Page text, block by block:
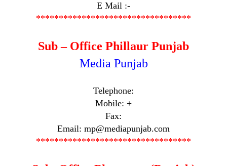
E Mail :-
**********************************
Sub – Office Phillaur Punjab
Media Punjab
Telephone:
Mobile: +
Fax:
Email: mp@mediapunjab.com
**********************************